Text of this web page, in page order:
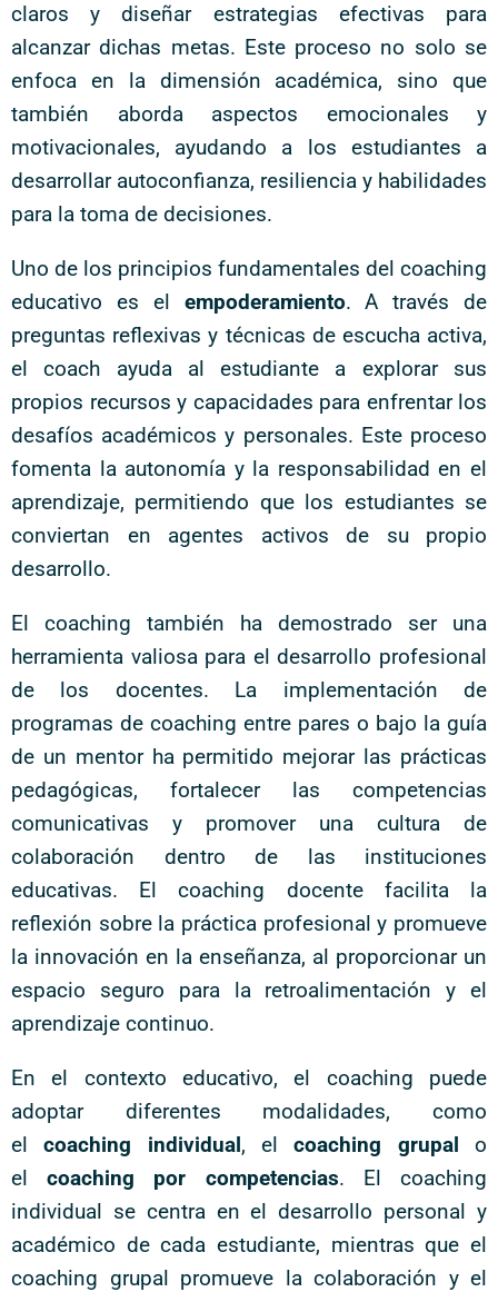
claros y diseñar estrategias efectivas para
alcanzar dichas metas. Este proceso no solo se
enfoca en la dimensión académica, sino que
también aborda aspectos emocionales y
motivacionales, ayudando a los estudiantes a
desarrollar autoconfianza, resiliencia y habilidades
para la toma de decisiones.
Uno de los principios fundamentales del coaching
educativo es el
empoderamiento. A través de
preguntas reflexivas y técnicas de escucha activa,
el coach ayuda al estudiante a explorar sus
propios recursos y capacidades para enfrentar los
desafíos académicos y personales. Este proceso
fomenta la autonomía y la responsabilidad en el
aprendizaje, permitiendo que los estudiantes se
conviertan en agentes activos de su propio
desarrollo.
El coaching también ha demostrado ser una
herramienta valiosa para el desarrollo profesional
de los docentes. La implementación de
programas de coaching entre pares o bajo la guía
de un mentor ha permitido mejorar las prácticas
pedagógicas, fortalecer las competencias
comunicativas y promover una cultura de
colaboración dentro de las instituciones
educativas. El coaching docente facilita la
reflexión sobre la práctica profesional y promueve
la innovación en la enseñanza, al proporcionar un
espacio seguro para la retroalimentación y el
aprendizaje continuo.
En el contexto educativo, el coaching puede
adoptar diferentes modalidades, como
elcoaching individual, elcoaching grupal o
elcoaching por competencias. El coaching
individual se centra en el desarrollo personal y
académico de cada estudiante, mientras que el
coaching grupal promueve la colaboración y el